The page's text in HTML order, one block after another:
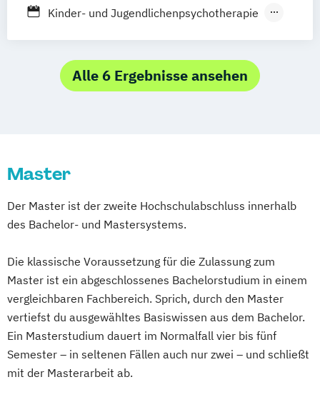
Berufsbegleitender Präsenzlehrgang
Kinder- und Jugendlichenpsychotherapie
Kognitionspsychologie
Alle 6 Ergebnisse ansehen
Master
Der Master ist der zweite Hochschulabschluss innerhalb
des Bachelor- und Mastersystems.
Die klassische Voraussetzung für die Zulassung zum
Master ist ein abgeschlossenes Bachelorstudium in einem
vergleichbaren Fachbereich. Sprich, durch den Master
vertiefst du ausgewähltes Basiswissen aus dem Bachelor.
Ein Masterstudium dauert im Normalfall vier bis fünf
Semester – in seltenen Fällen auch nur zwei – und schließt
mit der Masterarbeit ab.